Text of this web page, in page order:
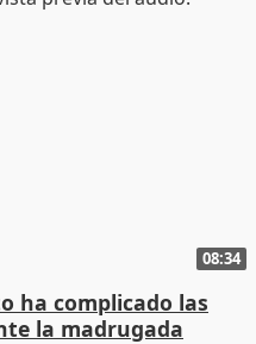
08:34
ha complicado las
la madrugada